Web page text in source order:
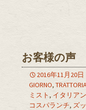
お客様の声
2016年11月20日
GIORNO,
ミスト , イタリアン
コスパランチ, ズ